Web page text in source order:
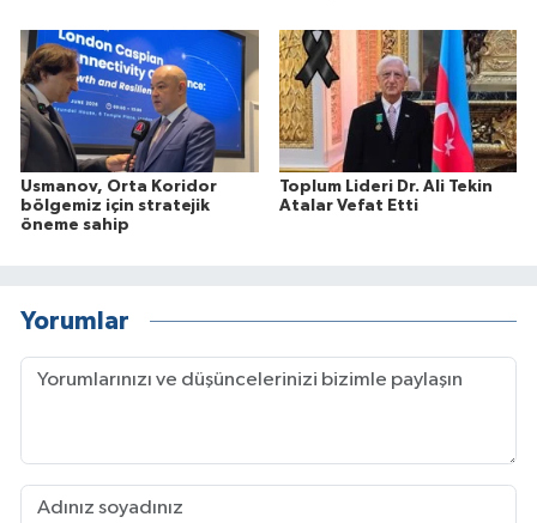
Usmanov, Orta Koridor
bölgemiz için stratejik
öneme sahip
Toplum Lideri Dr. Ali Tekin
Atalar Vefat Etti
Yorumlar